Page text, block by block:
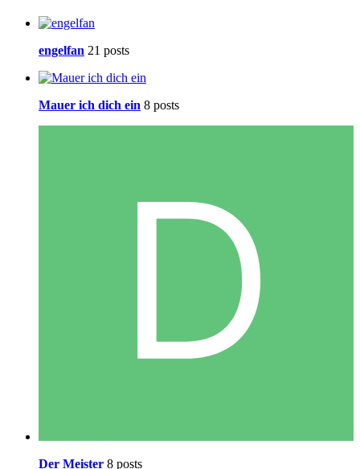
engelfan 21 posts
Mauer ich dich ein 8 posts
Der Meister 8 posts